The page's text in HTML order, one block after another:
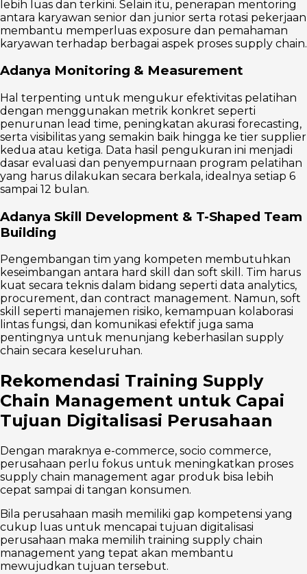
lebih luas dan terkini. Selain itu, penerapan mentoring
antara karyawan senior dan junior serta rotasi pekerjaan
membantu memperluas exposure dan pemahaman
karyawan terhadap berbagai aspek proses supply chain.
Adanya Monitoring & Measurement
Hal terpenting untuk mengukur efektivitas pelatihan
dengan menggunakan metrik konkret seperti
penurunan lead time, peningkatan akurasi forecasting,
serta visibilitas yang semakin baik hingga ke tier supplier
kedua atau ketiga. Data hasil pengukuran ini menjadi
dasar evaluasi dan penyempurnaan program pelatihan
yang harus dilakukan secara berkala, idealnya setiap 6
sampai 12 bulan.
Adanya Skill Development & T-Shaped Team
Building
Pengembangan tim yang kompeten membutuhkan
keseimbangan antara hard skill dan soft skill. Tim harus
kuat secara teknis dalam bidang seperti data analytics,
procurement, dan contract management. Namun, soft
skill seperti manajemen risiko, kemampuan kolaborasi
lintas fungsi, dan komunikasi efektif juga sama
pentingnya untuk menunjang keberhasilan supply
chain secara keseluruhan.
Rekomendasi Training Supply
Chain Management untuk Capai
Tujuan Digitalisasi Perusahaan
Dengan maraknya e-commerce, socio commerce,
perusahaan perlu fokus untuk meningkatkan proses
supply chain management agar produk bisa lebih
cepat sampai di tangan konsumen.
Bila perusahaan masih memiliki gap kompetensi yang
cukup luas untuk mencapai tujuan digitalisasi
perusahaan maka memilih training supply chain
management yang tepat akan membantu
mewujudkan tujuan tersebut.